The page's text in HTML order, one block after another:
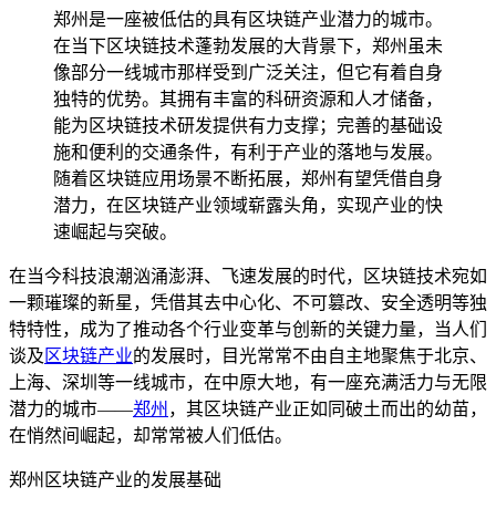
郑州是一座被低估的具有区块链产业潜力的城市。
在当下区块链技术蓬勃发展的大背景下，郑州虽未
像部分一线城市那样受到广泛关注，但它有着自身
独特的优势。其拥有丰富的科研资源和人才储备，
能为区块链技术研发提供有力支撑；完善的基础设
施和便利的交通条件，有利于产业的落地与发展。
随着区块链应用场景不断拓展，郑州有望凭借自身
潜力，在区块链产业领域崭露头角，实现产业的快
速崛起与突破。
在当今科技浪潮汹涌澎湃、飞速发展的时代，区块链技术宛如
一颗璀璨的新星，凭借其去中心化、不可篡改、安全透明等独
特特性，成为了推动各个行业变革与创新的关键力量，当人们
谈及 区块链产业的发展时，目光常常不由自主地聚焦于北京、
上海、深圳等一线城市，在中原大地，有一座充满活力与无限
潜力的城市——郑州 ，其区块链产业正如同破土而出的幼苗，
在悄然间崛起，却常常被人们低估。
郑州区块链产业的发展基础